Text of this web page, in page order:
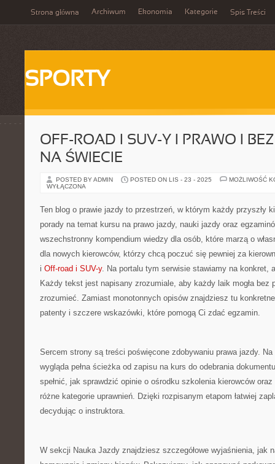
Strona główna Archiwum Ekonomia Kategorie Spis Treści
SPORTY
OFF-ROAD I SUV-Y I PRAWO I
NA ŚWIECIE
POSTED BY ADMIN POSTED ON LIS - 23 - 2025
MOŻLIWOŚĆ
WYŁĄCZONA
Ten blog o prawie jazdy to przestrzeń, w którym każdy przyszły
porady na temat kursu na prawo jazdy, nauki jazdy oraz
wszechstronny kompendium wiedzy dla osób, które marzą o
dla nowych kierowców, którzy chcą poczuć się pewniej za
i Off-road i SUV-y. Na portalu tym serwisie stawiamy na konkret,
Każdy tekst jest napisany zrozumiale, aby każdy laik mogła bez
zrozumieć. Zamiast monotonnych opisów znajdziesz tu
patenty i szczere wskazówki, które pomogą Ci zdać egzamin.
Sercem strony są treści poświęcone zdobywaniu prawa jazdy.
wygląda pełna ścieżka od zapisu na kurs do odebrania
spełnić, jak sprawdzić opinie o ośrodku szkolenia kierowców
różne kategorie uprawnień. Dzięki rozpisanym etapom łatwiej
decydując o instruktora.
W sekcji Nauka Jazdy znajdziesz szczegółowe wyjaśnienia, jak